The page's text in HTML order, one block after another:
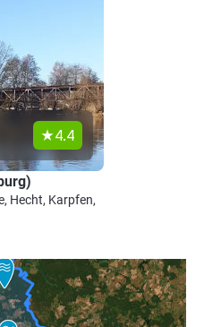
4.4
Hecht, Karpfen,